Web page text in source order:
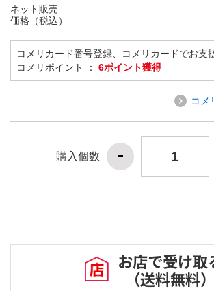
ネット販売
価格（税込）
コメリカード番号登録、コメリカードでお支
コメリポイント ： 6ポイント獲得
コメ
購入個数
お店で受け取
（送料無料）